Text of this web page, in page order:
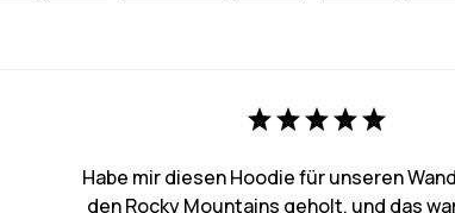
Habe mir diesen Hoodie für unseren
den Rocky Mountains geholt, und das